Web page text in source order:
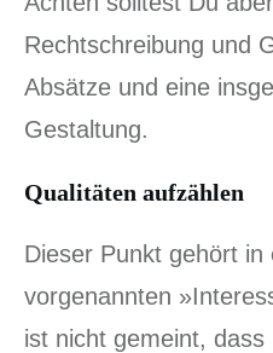
Rechtschreibung und
Absätze und eine
Gestaltung.
Qualitäten aufzählen
Dieser Punkt gehört in
vorgenannten
ist nicht gemeint, dass